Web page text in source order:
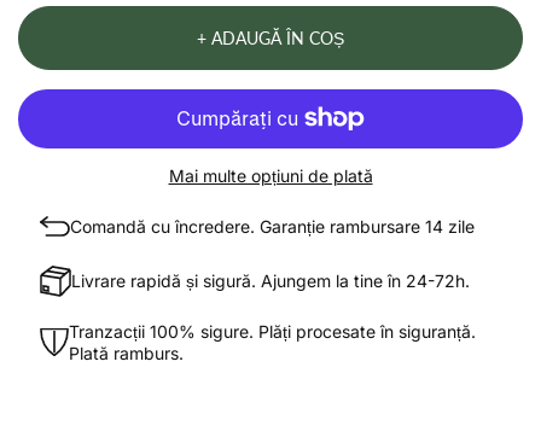
+ ADAUGĂ ÎN COȘ
Mai multe opțiuni de plată
Comandă cu încredere. Garanție rambursare 14 zile
Livrare rapidă și sigură. Ajungem la tine în 24-72h.
Tranzacții 100% sigure. Plăți procesate în siguranță.
Plată ramburs.